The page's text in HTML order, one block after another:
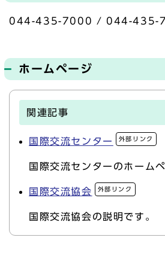
044-435-7000 / 044-435-
ホームページ
関連記事
国際交流センター 外部リンク
国際交流センターのホーム
国際交流協会 外部リンク
国際交流協会の説明です。